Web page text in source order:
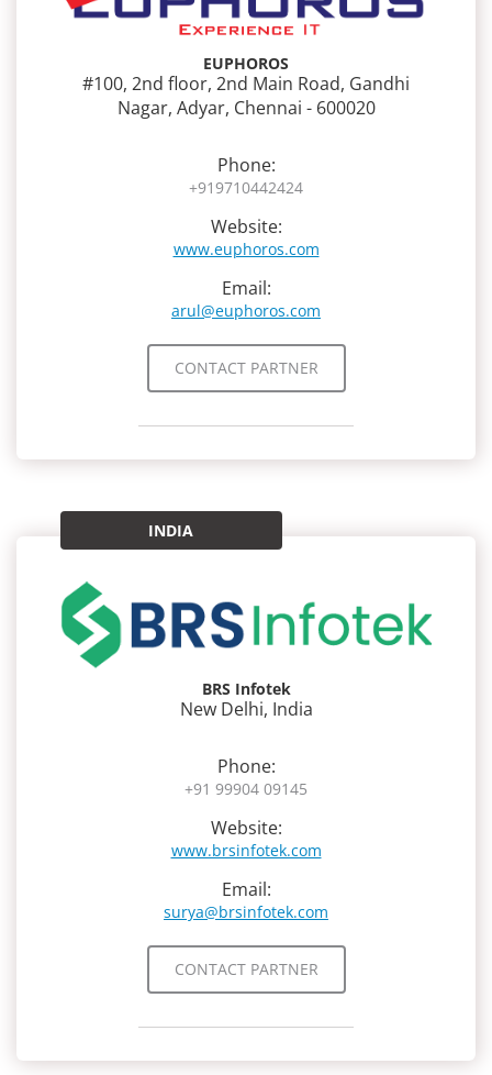
EUPHOROS
#100, 2nd floor, 2nd Main Road, Gandhi
Nagar, Adyar, Chennai - 600020
Phone:
+919710442424
Website:
www.euphoros.com
Email:
arul@euphoros.com
CONTACT PARTNER
BRS Infotek
New Delhi, India
Phone:
+91 99904 09145
Website:
www.brsinfotek.com
Email:
surya@brsinfotek.com
CONTACT PARTNER
INDIA